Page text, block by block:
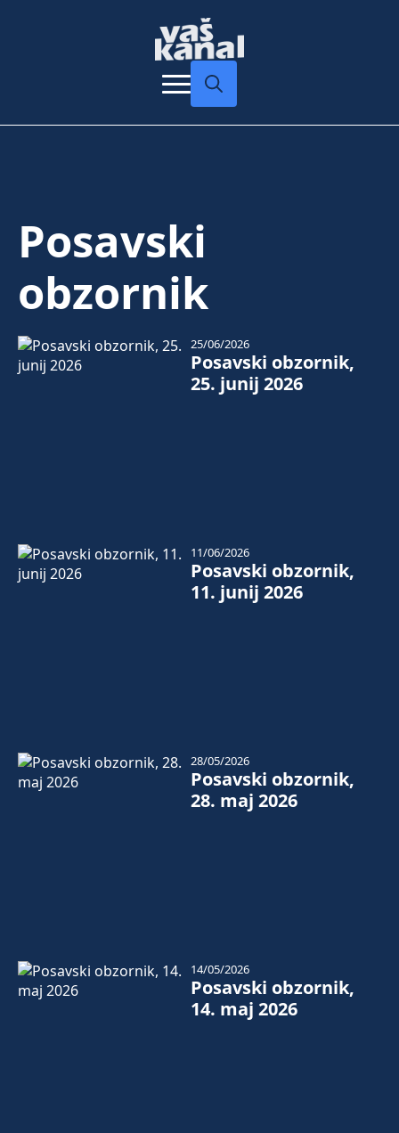
Posavski
obzornik
Posavski obzornik,
25. junij 2026
25/06/2026
Posavski obzornik,
11. junij 2026
11/06/2026
Posavski obzornik,
28. maj 2026
28/05/2026
Posavski obzornik,
14. maj 2026
14/05/2026